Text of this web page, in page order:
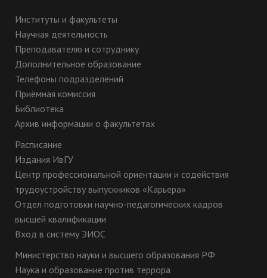
Институты и факультеты
Научная деятельность
Преподавателю и сотруднику
Дополнительное образование
Телефоны подразделений
Приёмная комиссия
Библиотека
Архив информации о факультетах
Расписание
Издания ИвГУ
Центр профессиональной ориентации и содействия
трудоустройству выпускников «Карьера»
Отдел подготовки научно-педагогических кадров
высшей квалификации
Вход в систему ЭИОС
Министерство науки и высшего образования РФ
Наука и образование против террора